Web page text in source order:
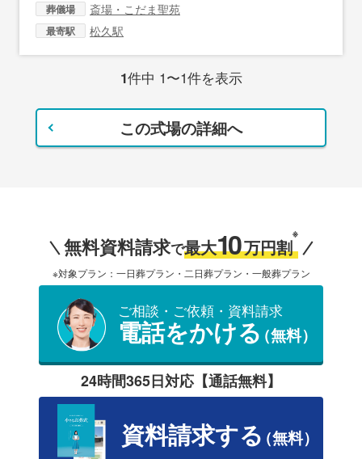
葬儀場 斎場・こだま聖苑
最寄駅 松久駅
1件中 1〜1件を表示
この式場の詳細へ
無料資料請求で最大10万円割
※
※対象プラン：一日葬プラン・二日葬プラン・一般葬プラン
ご相談・ご依頼・資料請求
電話をかける（無料）
24時間365日対応【通話無料】
資料請求する（無料）